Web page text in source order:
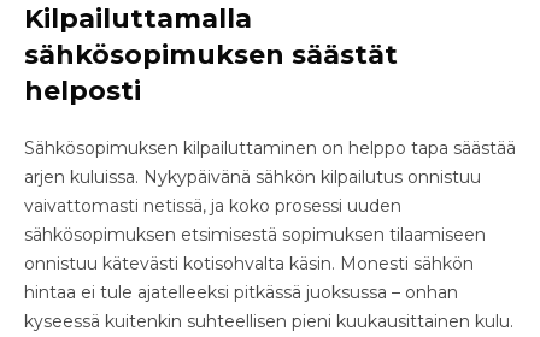
Kilpailuttamalla
sähkösopimuksen säästät
helposti
Sähkösopimuksen kilpailuttaminen on helppo tapa säästää
arjen kuluissa. Nykypäivänä sähkön kilpailutus onnistuu
vaivattomasti netissä, ja koko prosessi uuden
sähkösopimuksen etsimisestä sopimuksen tilaamiseen
onnistuu kätevästi kotisohvalta käsin. Monesti sähkön
hintaa ei tule ajatelleeksi pitkässä juoksussa – onhan
kyseessä kuitenkin suhteellisen pieni kuukausittainen kulu.